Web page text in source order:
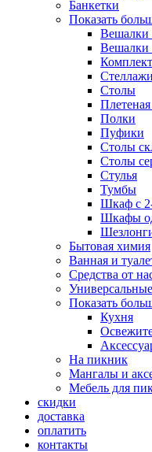
Банкетки
Показать
Вешалки
Вешалки
Стеллажи
Столы
Полки
Пуфики
Столы
Столы
Стулья
Тумбы
Шкаф с
Шкафы
Бытовая химия
Ванная и
Средства от
Показать
Кухня
На пикник
Мангалы и
Мебель для
скидки
доставка
оплатить
контакты